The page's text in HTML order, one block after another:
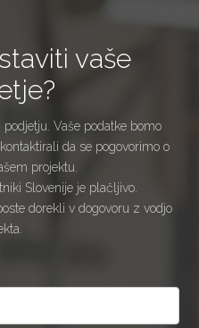
vaše
Vaše podatke bomo
da se pogovorimo o
projektu.
Slovenije je plačljivo.
dorekli v dogovoru z vodjo